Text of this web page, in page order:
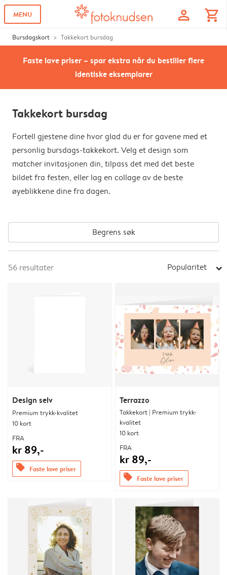
MENU profile shopping_cart
Bursdagskort Takkekort bursdag
Faste lave priser – spar ekstra når du bestiller flere
identiske eksemplarer
Takkekort bursdag
Fortell gjestene dine hvor glad du er for gavene med et
personlig bursdags-takkekort. Velg et design som
matcher invitasjonen din, tilpass det med det beste
bildet fra festen, eller lag en collage av de beste
øyeblikkene dine fra dagen.
Begrens søk
56 resultater Popularitet arrow_right
Design selv
Premium trykk-kvalitet
10 kort
FRA
kr 89,-
offers Faste lave priser
Terrazzo
Takkekort | Premium trykk-
kvalitet
10 kort
FRA
kr 89,-
offers Faste lave priser